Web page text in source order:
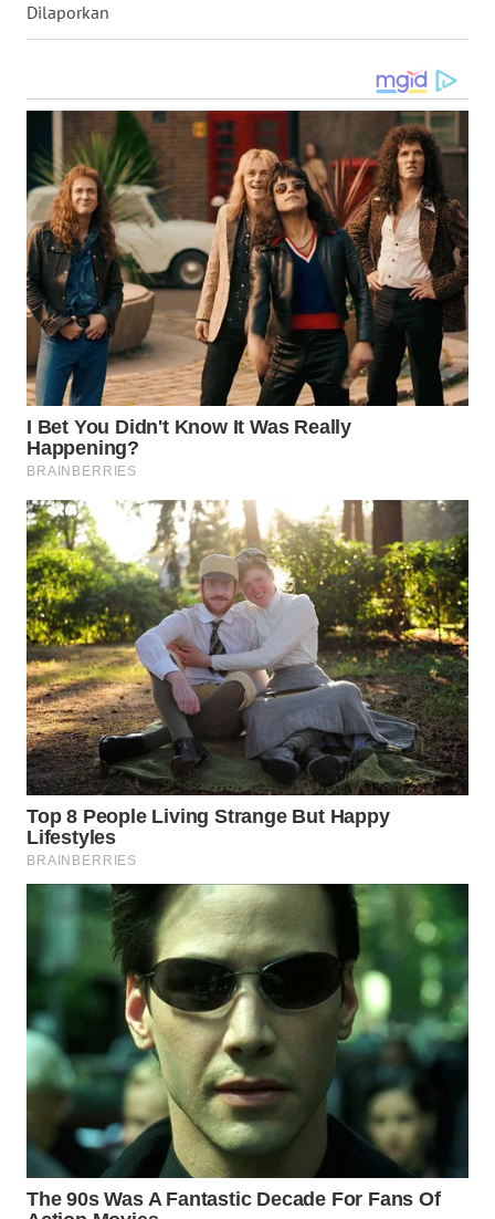
Dilaporkan
DANAU
TOBA
WN
NIAS
WN
LANGKAT
WN
TAPANULI
SELATAN
WN
TANJUNG
LESUNG
WN
WN
SIMALUNGUN
WN
LABUHANBATU
WN
TAPANULI
TENGAH
WN DELI
SERDANG
TEBING
PAKPAK
WN
KARAWANG
WN
BEKASI